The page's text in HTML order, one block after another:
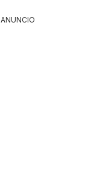
ANUNCIO